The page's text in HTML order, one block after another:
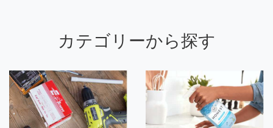
カテゴリーから探す